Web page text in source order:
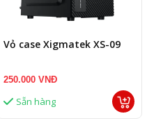
Vỏ case Xigmatek XS-09
250.000 VNĐ
Sẵn hàng